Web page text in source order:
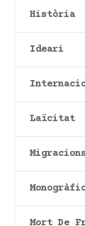
Història
Ideari
Laïcitat
Migracions
Mort De